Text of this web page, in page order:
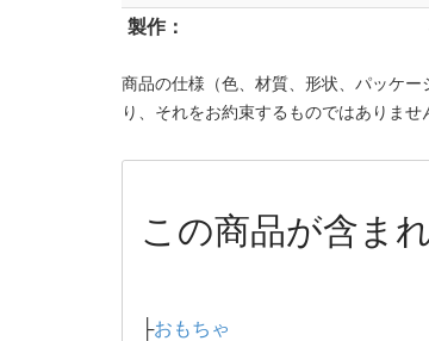
製作：
商品の仕様（色、材質、形状、パッケ
り、それをお約束するものではありませ
この商品が含ま
├おもちゃ